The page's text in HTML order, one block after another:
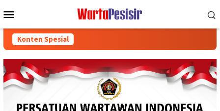
ke
Mobile
Konten Spesial